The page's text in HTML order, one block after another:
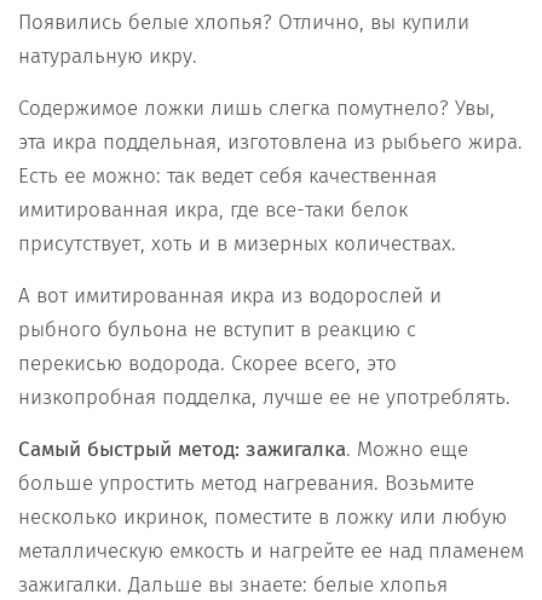
Появились белые хлопья? Отлично, вы купили
натуральную икру.
Содержимое ложки лишь слегка помутнело? Увы,
эта икра поддельная, изготовлена из рыбьего жира.
Есть ее можно: так ведет себя качественная
имитированная икра, где все-таки белок
присутствует, хоть и в мизерных количествах.
А вот имитированная икра из водорослей и
рыбного бульона не вступит в реакцию с
перекисью водорода. Скорее всего, это
низкопробная подделка, лучше ее не употреблять.
Самый быстрый метод: зажигалка. Можно еще
больше упростить метод нагревания. Возьмите
несколько икринок, поместите в ложку или любую
металлическую емкость и нагрейте ее над пламенем
зажигалки. Дальше вы знаете: белые хлопья